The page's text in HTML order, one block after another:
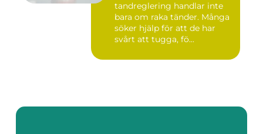
tandreglering handlar inte
bara om raka tänder. Många
söker hjälp för att de har
svårt att tugga, fö...